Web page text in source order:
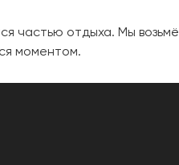
частью отдыха. Мы
моментом.